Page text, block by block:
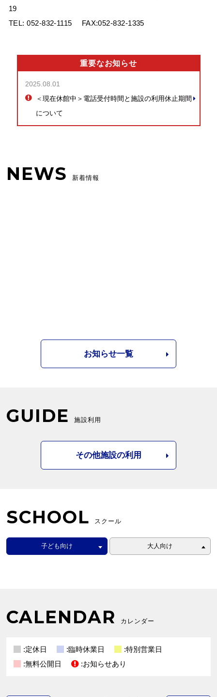
19
TEL:052-832-1115 FAX:052-832-1335
重要なお知らせ
2025.08.01
＜現在休館中＞電話受付時間と施設の利用休止期間
について
NEWS 新着情報
お知らせ一覧
GUIDE 施設利用
その他施設の利用
SCHOOL スクール
子ども向け 大人向け
CALENDAR カレンダー
:定休日 :臨時休業日
:特別営業日
:無料公開日
:お知らせあり